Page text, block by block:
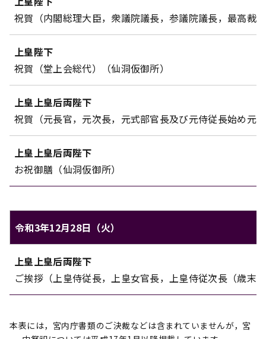
祝賀（内閣総理大臣，衆議院議長，参議院議長，最高裁
上皇陛下
祝賀（堂上会総代）（仙洞仮御所）
上皇上皇后両陛下
祝賀（元長官，元次長，元式部官長及び元侍従長始め元
上皇上皇后両陛下
お祝御膳（仙洞仮御所）
令和3年12月28日（火）
対象 内容
上皇上皇后両陛下
ご挨拶（上皇侍従長，上皇女官長，上皇侍従次長（歳末
本表には，宮内庁書類のご決裁などは含まれていませんが，宮